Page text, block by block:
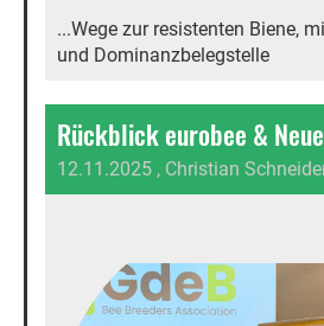
...Wege zur resistenten Biene,
und Dominanzbelegstelle
12.11.2025 , Christian